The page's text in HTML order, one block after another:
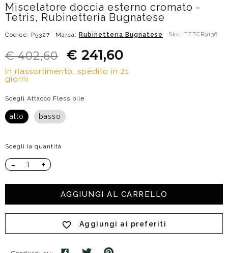
Miscelatore doccia esterno cromato -
Tetris, Rubinetteria Bugnatese
Codice: P5327 Marca: Rubinetteria Bugnatese Sku: TETCR9136
€ 402,60 € 241,60
In riassortimento, spedito in 21
giorni
Scegli Attacco Flessibile
alto basso
Scegli la quantità
- +
AGGIUNGI AL CARRELLO
Aggiungi ai preferiti